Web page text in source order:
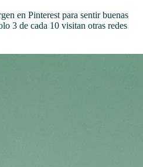
en Pinterest para sentir buenas
3 de cada 10 visitan otras redes